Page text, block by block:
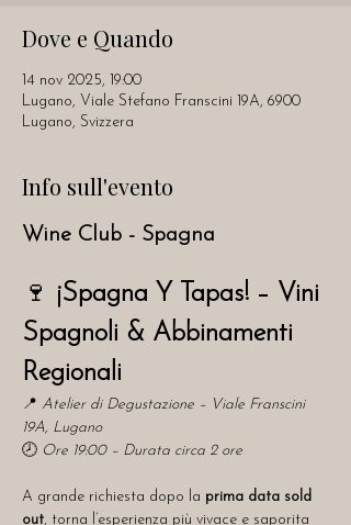
Dove e Quando
14 nov 2025, 19:00
Lugano, Viale Stefano Franscini 19A, 6900
Lugano, Svizzera
Info sull'evento
Wine Club - Spagna
🍷 ¡Spagna Y Tapas! – Vini
Spagnoli & Abbinamenti
Regionali
📍 Atelier di Degustazione – Viale Franscini
19A, Lugano
🕗 Ore 19:00 – Durata circa 2 ore
A grande richiesta dopo la prima data sold
out, torna l’esperienza più vivace e saporita